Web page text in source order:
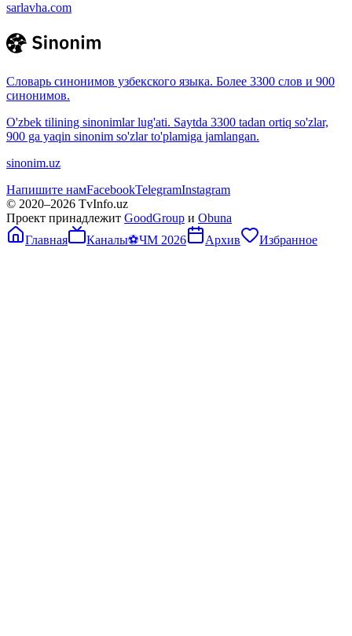
sarlavha.com
Словарь синонимов узбекского языка. Более 3300 слов и 900
синонимов.
O'zbek tilining sinonimlar lug'ati. Saytda 3300 tadan ortiq so'zlar,
900 ga yaqin sinonim so'zlar to'plamiga jamlangan.
sinonim.uz
Напишите намFacebookTelegramInstagram
© 2020–2026 TvInfo.uz
Проект принадлежит GoodGroup и Obuna
Главная
Каналы⚽ЧМ 2026 Архив Избранное